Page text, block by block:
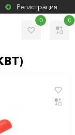
Регистрация
0 0